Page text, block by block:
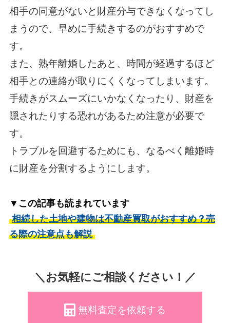
相手の同意がないと財産分与できなくなってし
まうので、早めに手続きするのがおすすめで
す。
また、熟年離婚したあと、時間が経過するほど
相手との連絡が取りにくくなってしまいます。
手続きがスムーズにいかなくなったり、財産を
隠されたりする恐れがあるため注意が必要で
す。
トラブルを回避するためにも、なるべく離婚時
に財産を分割するようにします。
▼この記事も読まれています
相続した土地や建物は不動産買取がおすすめ？売
る際の注意点も解説
＼お気軽にご相談ください！／
無料査定を依頼する